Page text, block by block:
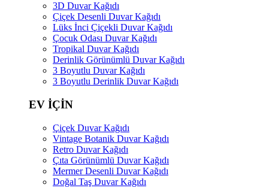
3D Duvar Kağıdı
Çiçek Desenli Duvar Kağıdı
Lüks İnci Çiçekli Duvar Kağıdı
Çocuk Odası Duvar Kağıdı
Tropikal Duvar Kağıdı
Derinlik Görünümlü Duvar Kağıdı
3 Boyutlu Duvar Kağıdı
3 Boyutlu Derinlik Duvar Kağıdı
EV İÇİN
Çiçek Duvar Kağıdı
Vintage Botanik Duvar Kağıdı
Retro Duvar Kağıdı
Çıta Görünümlü Duvar Kağıdı
Mermer Desenli Duvar Kağıdı
Doğal Taş Duvar Kağıdı